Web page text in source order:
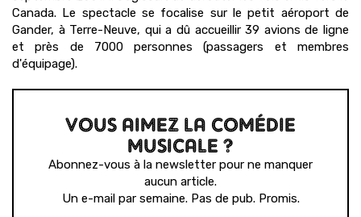
Canada. Le spectacle se focalise sur le petit aéroport de
Gander, à Terre-Neuve, qui a dû accueillir 39 avions de ligne
et près de 7000 personnes (passagers et membres
d'équipage).
VOUS AIMEZ LA COMÉDIE
MUSICALE ?
Abonnez-vous à la newsletter pour ne manquer
aucun article.
Un e-mail par semaine. Pas de pub. Promis.